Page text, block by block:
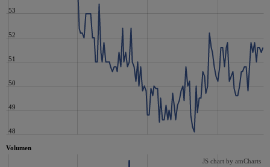
48
49
50
51
52
53
Volumen
JS chart by amCharts